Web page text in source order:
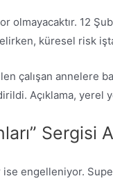
olmayacaktır. 12
küresel risk
çalışan annelere
Açıklama,
Sergisi
engelleniyor.